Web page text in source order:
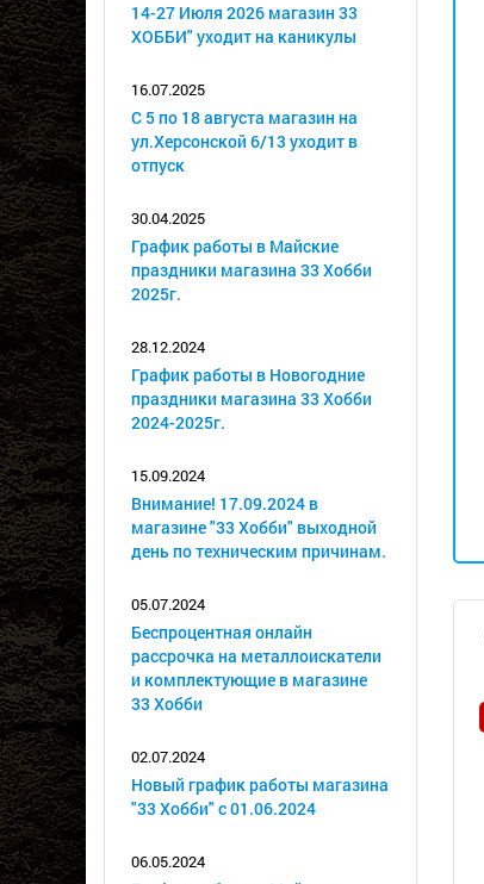
14-27 Июля 2026 магазин 33
ХОББИ" уходит на каникулы
16.07.2025
С 5 по 18 августа магазин на
ул.Херсонской 6/13 уходит в
отпуск
30.04.2025
График работы в Майские
праздники магазина 33 Хобби
2025г.
28.12.2024
График работы в Новогодние
праздники магазина 33 Хобби
2024-2025г.
15.09.2024
Внимание! 17.09.2024 в
магазине "33 Хобби" выходной
день по техническим причинам.
05.07.2024
Беспроцентная онлайн
рассрочка на металлоискатели
и комплектующие в магазине
33 Хобби
02.07.2024
Новый график работы магазина
"33 Хобби" с 01.06.2024
06.05.2024